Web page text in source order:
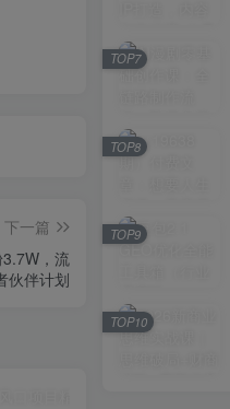
下一篇
，流
伙伴计划
TOP7
TOP8
TOP9
TOP10